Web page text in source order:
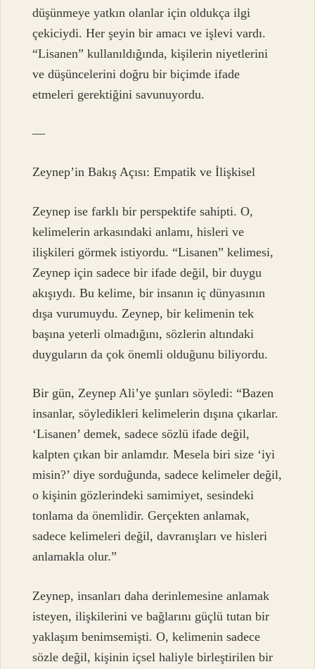
düşünmeye yatkın olanlar için oldukça ilgi
çekiciydi. Her şeyin bir amacı ve işlevi vardı.
“Lisanen” kullanıldığında, kişilerin niyetlerini
ve düşüncelerini doğru bir biçimde ifade
etmeleri gerektiğini savunuyordu.
—
Zeynep’in Bakış Açısı: Empatik ve İlişkisel
Zeynep ise farklı bir perspektife sahipti. O,
kelimelerin arkasındaki anlamı, hisleri ve
ilişkileri görmek istiyordu. “Lisanen” kelimesi,
Zeynep için sadece bir ifade değil, bir duygu
akışıydı. Bu kelime, bir insanın iç dünyasının
dışa vurumuydu. Zeynep, bir kelimenin tek
başına yeterli olmadığını, sözlerin altındaki
duyguların da çok önemli olduğunu biliyordu.
Bir gün, Zeynep Ali’ye şunları söyledi: “Bazen
insanlar, söyledikleri kelimelerin dışına çıkarlar.
‘Lisanen’ demek, sadece sözlü ifade değil,
kalpten çıkan bir anlamdır. Mesela biri size ‘iyi
misin?’ diye sorduğunda, sadece kelimeler değil,
o kişinin gözlerindeki samimiyet, sesindeki
tonlama da önemlidir. Gerçekten anlamak,
sadece kelimeleri değil, davranışları ve hisleri
anlamakla olur.”
Zeynep, insanları daha derinlemesine anlamak
isteyen, ilişkilerini ve bağlarını güçlü tutan bir
yaklaşım benimsemişti. O, kelimenin sadece
sözle değil, kişinin içsel haliyle birleştirilen bir